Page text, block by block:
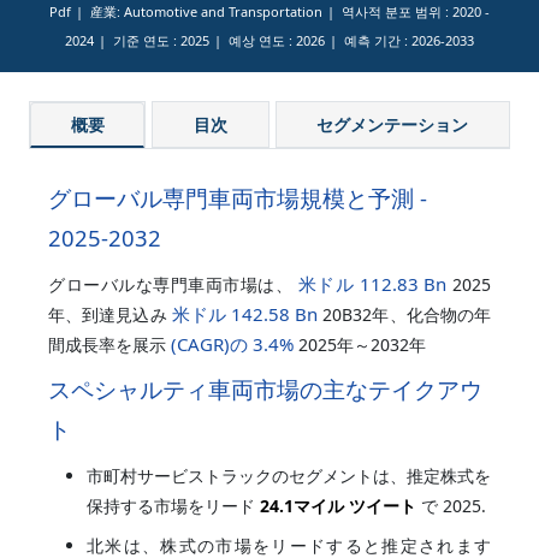
Pdf
産業: Automotive and Transportation 역사적 분포 범위 : 2020 -
2024
기준 연도 : 2025 예상 연도 : 2026 예측 기간 : 2026-2033
概要 目次 セグメンテーション
グローバル専門車両市場規模と予測 -
2025-2032
グローバルな専門車両市場は、 米ドル 112.83 Bn 2025
年、到達見込み 米ドル 142.58 Bn 20B32年、化合物の年
間成長率を展示 (CAGR)の 3.4% 2025年～2032年
スペシャルティ車両市場の主なテイクアウ
ト
市町村サービストラックのセグメントは、推定株式を
保持する市場をリード 24.1マイル ツイート で 2025.
北米は、株式の市場をリードすると推定されます